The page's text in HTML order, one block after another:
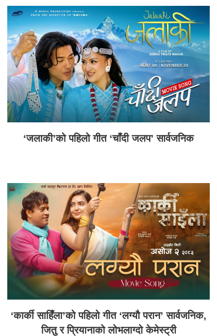
‘जलाकी’को पहिलो गीत ‘चाँदी जलप’ सार्वजनिक
‘कार्की साहिँला’को पहिलो गीत ‘लग्यौ परान’ सार्वजनिक,
जितु र प्रियानाको लोभलाग्दो केमेस्ट्री